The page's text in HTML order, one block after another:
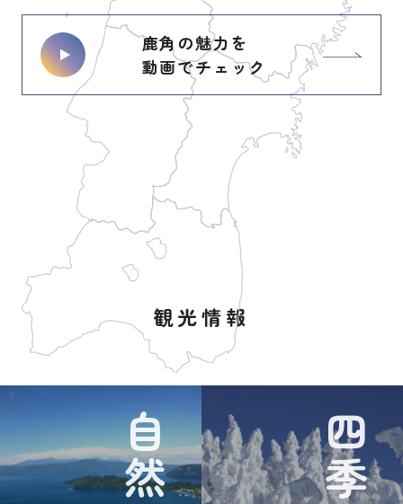
鹿角の魅力を
動画でチェック
観光情報
自然 四季